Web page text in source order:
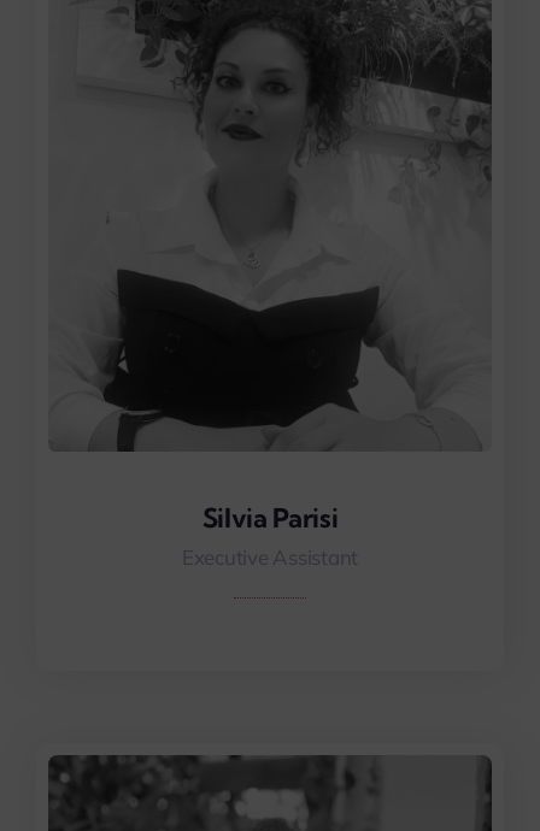
Silvia Parisi
Executive Assistant
Silvia Parisi